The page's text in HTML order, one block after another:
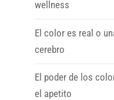
wellness
El color es real o
cerebro
El poder de los
el apetito